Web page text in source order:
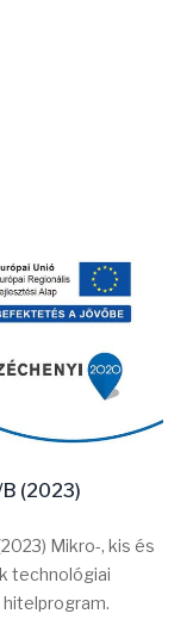
(2023)
Mikro-, kis és
technológiai